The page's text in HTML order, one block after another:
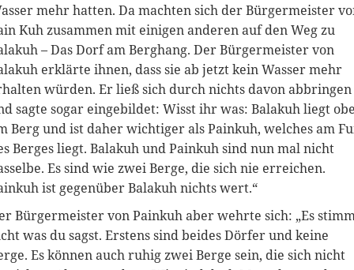
mehr hatten. Da machten sich der Bürgermeister
Kuh zusammen mit einigen anderen auf den Weg zu
– Das Dorf am Berghang. Der Bürgermeister von
erklärte ihnen, dass sie ab jetzt kein Wasser mehr
würden. Er ließ sich durch nichts davon abbringen
sagte sogar eingebildet: Wisst ihr was: Balakuh liegt
Berg und ist daher wichtiger als Painkuh, welches am
Berges liegt. Balakuh und Painkuh sind nun mal nicht
Es sind wie zwei Berge, die sich nie erreichen.
ist gegenüber Balakuh nichts wert.“
Bürgermeister von Painkuh aber wehrte sich: „Es
was du sagst. Erstens sind beides Dörfer und keine
Es können auch ruhig zwei Berge sein, die sich nicht